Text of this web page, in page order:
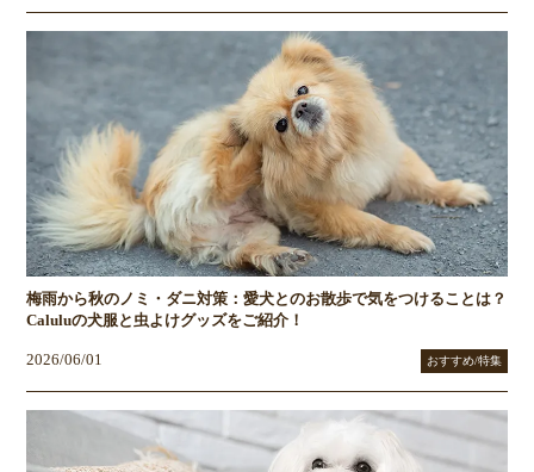
梅雨から秋のノミ・ダニ対策：愛犬とのお散歩で気をつけることは？
Caluluの犬服と虫よけグッズをご紹介！
2026/06/01 おすすめ/特集